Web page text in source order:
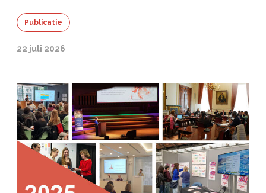
Publicatie
22 juli 2026